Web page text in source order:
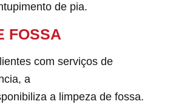
de pia.
FOSSA
com serviços de
a
a limpeza de fossa.